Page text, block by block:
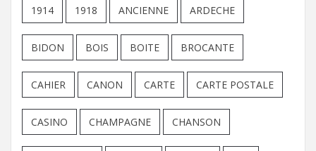
1914 1918 ANCIENNE ARDECHE
BIDON BOIS BOITE BROCANTE
CAHIER CANON CARTE CARTE POSTALE
CASINO CHAMPAGNE CHANSON